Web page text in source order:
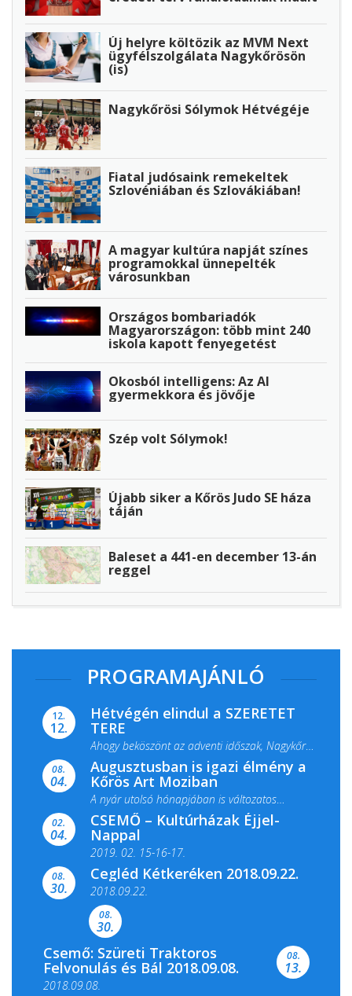
Új helyre költözik az MVM Next
ügyfélszolgálata Nagykőrösön
(is)
Nagykőrösi Sólymok Hétvégéje
Fiatal judósaink remekeltek
Szlovéniában és Szlovákiában!
A magyar kultúra napját színes
programokkal ünnepelték
városunkban
Országos bombariadók
Magyarországon: több mint 240
iskola kapott fenyegetést
Okosból intelligens: Az AI
gyermekkora és jövője
Szép volt Sólymok!
Újabb siker a Kőrös Judo SE háza
táján
Baleset a 441-en december 13-án
reggel
PROGRAMAJÁNLÓ
12.
12.
Hétvégén elindul a SZERETET
TERE
Ahogy beköszönt az adventi időszak, Nagykőrös
ismét megtelik ünnepi fénnyel és közös...
08.
04.
Augusztusban is igazi élmény a
Kőrös Art Moziban
A nyár utolsó hónapjában is változatos
filmkínálattal, családi...
02.
04.
CSEMŐ – Kultúrházak Éjjel-
Nappal
2019. 02. 15-16-17.
Színes és tartalmas programokkal várja a
Csemői Községi Könyvtár és...
08.
30.
Cegléd Kétkeréken 2018.09.22.
2018.09.22.
08.
30.
Csemő: Szüreti Traktoros
Felvonulás és Bál 2018.09.08.
2018.09.08.
08.
13.